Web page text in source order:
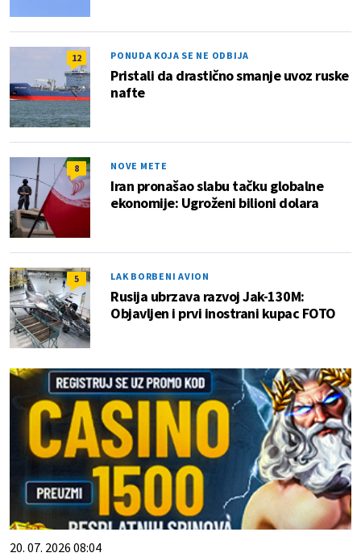
12 PONUDA KOJA SE NE ODBIJA
Pristali da drastično smanje uvoz ruske
nafte
8 NOVE METE
Iran pronašao slabu tačku globalne
ekonomije: Ugroženi bilioni dolara
5 LAK BORBENI AVION
Rusija ubrzava razvoj Jak-130M:
Objavljen i prvi inostrani kupac FOTO
20. 07. 2026 08:04